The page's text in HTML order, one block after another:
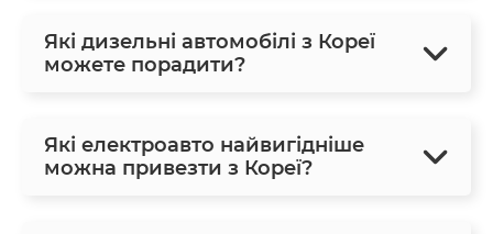
Які дизельні автомобілі з Кореї
можете порадити?
Які електроавто найвигідніше
можна привезти з Кореї?